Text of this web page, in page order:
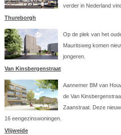
verder in Nederland
Thureborgh
Op de plek van het
Mauritsweg komen
jongeren.
Van Kinsbergenstraat
Aannemer BM van
de Van
Zaanstraat. Deze
16 eengezinswoningen.
Vlijweide